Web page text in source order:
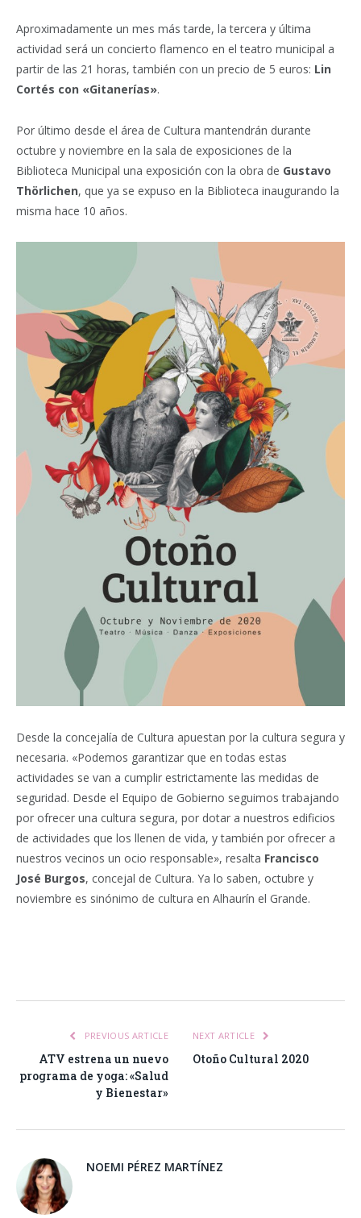
Aproximadamente un mes más tarde, la tercera y última
actividad será un concierto flamenco en el teatro municipal a
partir de las 21 horas, también con un precio de 5 euros: Lin
Cortés con «Gitanerías».
Por último desde el área de Cultura mantendrán durante
octubre y noviembre en la sala de exposiciones de la
Biblioteca Municipal una exposición con la obra de Gustavo
Thörlichen, que ya se expuso en la Biblioteca inaugurando la
misma hace 10 años.
Desde la concejalía de Cultura apuestan por la cultura segura y
necesaria. «Podemos garantizar que en todas estas
actividades se van a cumplir estrictamente las medidas de
seguridad. Desde el Equipo de Gobierno seguimos trabajando
por ofrecer una cultura segura, por dotar a nuestros edificios
de actividades que los llenen de vida, y también por ofrecer a
nuestros vecinos un ocio responsable», resalta Francisco
José Burgos, concejal de Cultura. Ya lo saben, octubre y
noviembre es sinónimo de cultura en Alhaurín el Grande.
PREVIOUS ARTICLE
ATV estrena un nuevo
programa de yoga: «Salud
y Bienestar»
NEXT ARTICLE
Otoño Cultural 2020
NOEMI PÉREZ MARTÍNEZ